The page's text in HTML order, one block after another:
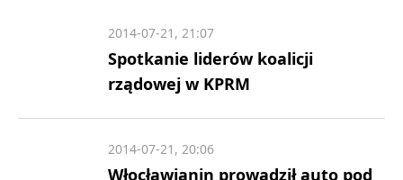
Spotkanie liderów koalicji
rządowej w KPRM
2014-07-21, 21:07
Włocławianin prowadził auto pod
2014-07-21, 20:06